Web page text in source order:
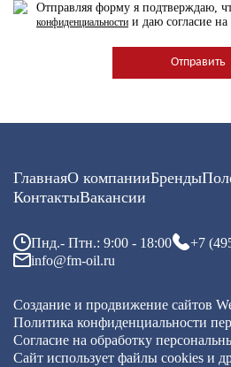
Отправляя форму я подтверждаю,
конфиденциальности и даю согласие на
ГлавнаяО компанииБренды
КонтактыВакансии
Пнд.- Птн.: 9:00 - 18:00
+7
info@fm-oil.ru
Создание и продвижение сайтов
Политика конфиденциальности
Согласие на обработку
Сайт использует файлы cookies и